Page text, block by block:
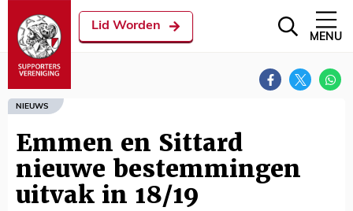
Lid Worden
MENU
NIEUWS
Emmen en Sittard
nieuwe bestemmingen
uitvak in 18/19